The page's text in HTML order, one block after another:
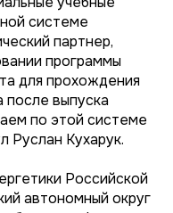
системе
партнер,
программы
для прохождения
после выпуска
по этой системе
Руслан Кухарук.
Российской
автономный округ